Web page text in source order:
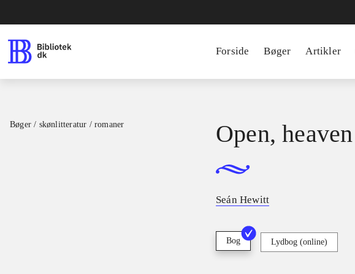
Forside Bøger Artikler
Bøger / skønlitteratur / romaner Open, heaven
Seán Hewitt
Bog Lydbog (online)